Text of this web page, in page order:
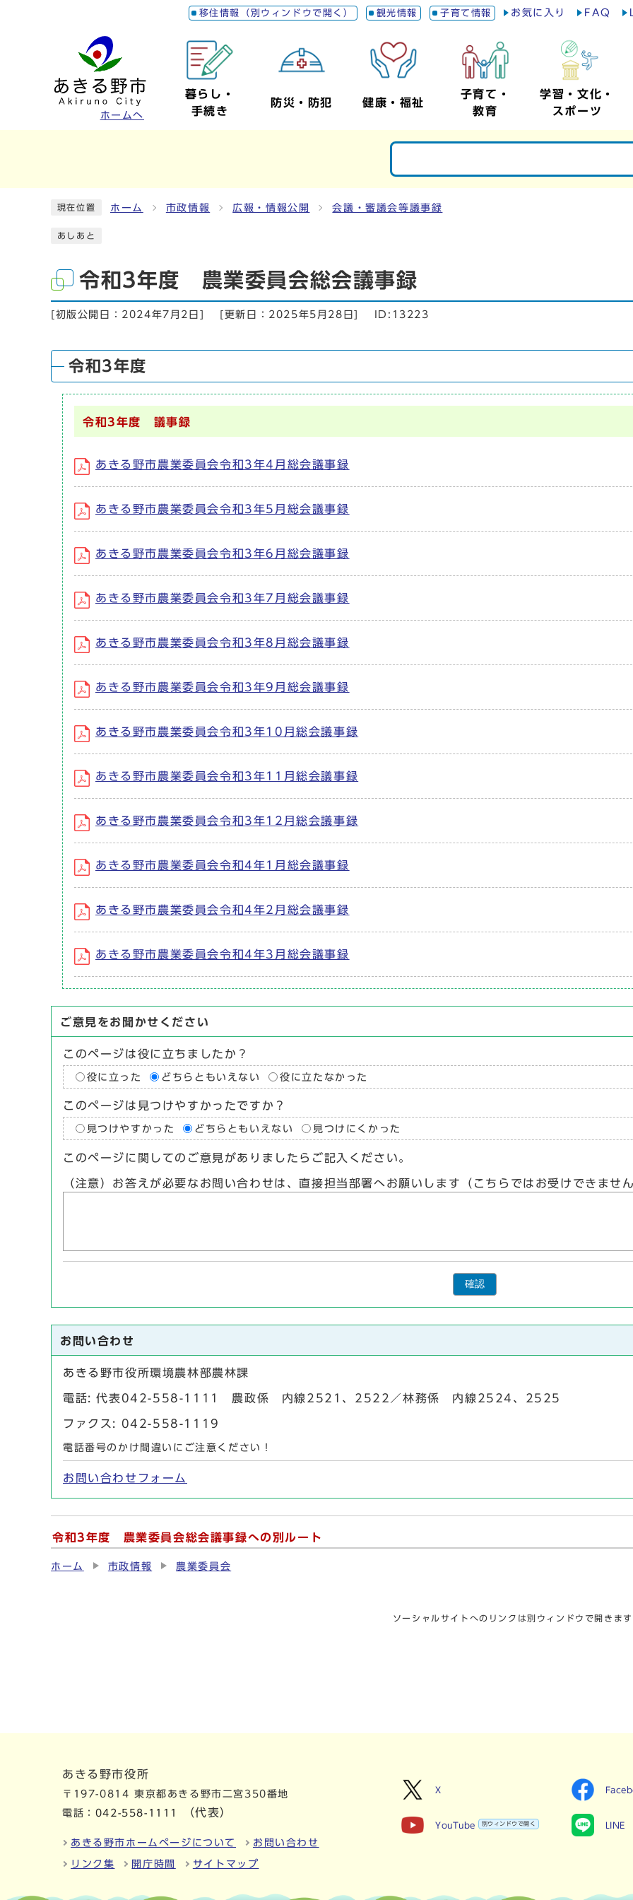
移住情報（別ウィンドウで開く） 観光情報 子育て情報 お気に入り FAQ
ホームへ
暮らし・
手続き
防災・防犯 健康・福祉
子育て・
教育
学習・文化・
スポーツ
現在位置 ホーム 市政情報 広報・情報公開 会議・審議会等議事録
あしあと
令和3年度 農業委員会総会議事録
[初版公開日： 2024年7月2日 ] [更新日： 2025年5月28日] ID:13223
令和3年度
令和3年度 議事録
あきる野市農業委員会令和3年4月総会議事録
あきる野市農業委員会令和3年5月総会議事録
あきる野市農業委員会令和3年6月総会議事録
あきる野市農業委員会令和3年7月総会議事録
あきる野市農業委員会令和3年8月総会議事録
あきる野市農業委員会令和3年9月総会議事録
あきる野市農業委員会令和3年10月総会議事録
あきる野市農業委員会令和3年11月総会議事録
あきる野市農業委員会令和3年12月総会議事録
あきる野市農業委員会令和4年1月総会議事録
あきる野市農業委員会令和4年2月総会議事録
あきる野市農業委員会令和4年3月総会議事録
ご意見をお聞かせください
このページは役に立ちましたか？
役に立った どちらともいえない 役に立たなかった
このページは見つけやすかったですか？
見つけやすかった どちらともいえない 見つけにくかった
このページに関してのご意見がありましたらご記入ください。
（注意）お答えが必要なお問い合わせは、直接担当部署へお願いします（こちらではお受けできませ
確認
お問い合わせ
あきる野市役所環境農林部農林課
電話: 代表042-558-1111 農政係 内線2521、2522／林務係 内線2524、2525
ファクス: 042-558-1119
電話番号のかけ間違いにご注意ください！
お問い合わせフォーム
令和3年度 農業委員会総会議事録への別ルート
ホーム 市政情報 農業委員会
ソーシャルサイトへのリンクは別ウィンドウで開きます
あきる野市役所
〒197-0814 東京都あきる野市二宮350番地
電話： 042-558-1111 （代表）
あきる野市ホームページについて お問い合わせ
リンク集 開庁時間 サイトマップ
X
YouTube 別ウィンドウで開く LINE